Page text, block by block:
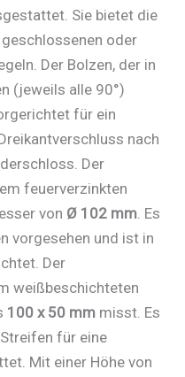
Sie bietet die
oder
Der Bolzen, der in
(jeweils alle 90°)
für ein
nach
Der
feuerverzinkten
von Ø 102 mm . Es
vorgesehen und ist in
Der
weißbeschichteten
100 x 50 mm misst. Es
für eine
Mit einer Höhe von